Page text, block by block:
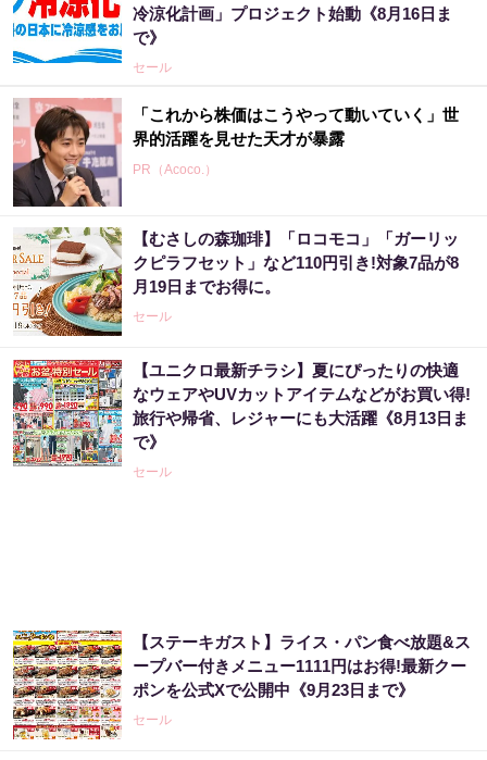
冷涼化計画」プロジェクト始動《8月16日ま
で》
セール
「これから株価はこうやって動いていく」世
界的活躍を見せた天才が暴露
PR（Acoco.）
【昭和43年以前生まれはロト６この数字を買
うべき】6つの数字が「完全一致」する方...
PR（株式会社MURA）
宝くじ当たる人だけがやっていること、教え
ます
PR（合同会社デジタルファーム ）
【宝くじ】このままの買い方で、本当に当た
ると思いますか
PR（合同会社デジタルファーム ）
【むさしの森珈琲】「ロコモコ」「ガーリッ
クピラフセット」など110円引き!対象7品が8
月19日までお得に。
セール
【ユニクロ最新チラシ】夏にぴったりの快適
なウェアやUVカットアイテムなどがお買い得!
旅行や帰省、レジャーにも大活躍《8月13日ま
で》
セール
【ステーキガスト】ライス・パン食べ放題&ス
ープバー付きメニュー1111円はお得!最新クー
ポンを公式Xで公開中《9月23日まで》
セール